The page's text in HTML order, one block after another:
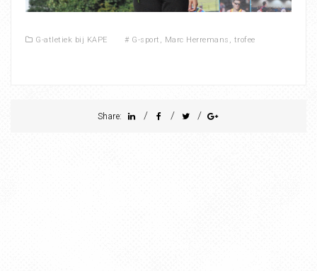
G-atletiek bij KAPE # G-sport , Marc Herremans , trofee
Share: / / /